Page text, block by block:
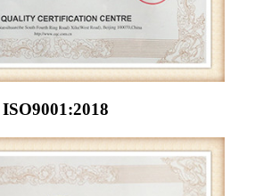
ISO9001:2018